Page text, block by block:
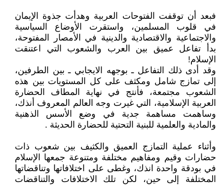
فبعد أن توقفت الفتوحات العربية وهدأت جذوة الإيمان
في قلوب المسلمين، واستقرت الأوضاع السياسية
والاجتماعية والاقتصادية والدينية في الأمصار المفتوحة،
بدأ تفاعل عميق بين العرب والشعوب التي اعتنقت
الإسلام!
وقد أدى ذلك التفاعل ـ بوجهه الايجابي ـ بين الطرفين،
إلى تمازج شامل ومكثف على كل المستويات بين هذه
الشعوب مجتمعة، فأنتج في نهاية المطاف الحضارة
العربية الإسلامية، التي غيرت وجه العالم المعروف أنذك،
وساهمت مساهمة جدية في وضع الأسس الذهنية
والمادية والعلمية للبنية التحتية للحضارة الحديثة .
وأثناء عملية التمازج العميق والكثيف بين شعوب ذات
حضارات وقيم ومفاهيم مختلفة ومتنوعة جمعها الإسلام
في بودقة واحدة انذك، وغطى على اختلافاتها وتناقضاتها
المختلفة إلى حين، لكن تلك الاختلافات والتناقضات